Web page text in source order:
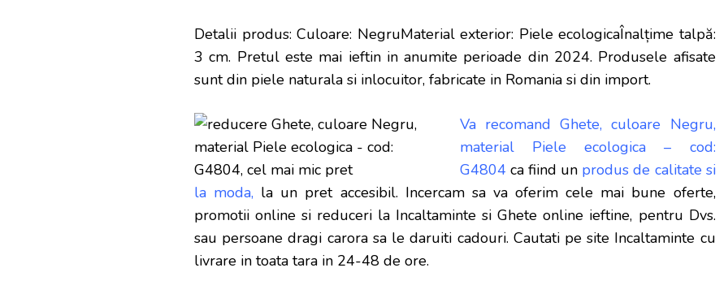
Detalii produs: Culoare: NegruMaterial exterior: Piele ecologicaÎnalțime talpă:
3 cm. Pretul este mai ieftin in anumite perioade din 2024. Produsele afisate
sunt din piele naturala si inlocuitor, fabricate in Romania si din import.
Va recomand Ghete, culoare Negru,
material Piele ecologica – cod:
G4804ca fiind un produs de calitate si
la moda, la un pret accesibil. Incercam sa va oferim cele mai bune oferte,
promotii online si reduceri la Incaltaminte si Ghete online ieftine, pentru Dvs.
sau persoane dragi carora sa le daruiti cadouri. Cautati pe site Incaltaminte cu
livrare in toata tara in 24-48 de ore.